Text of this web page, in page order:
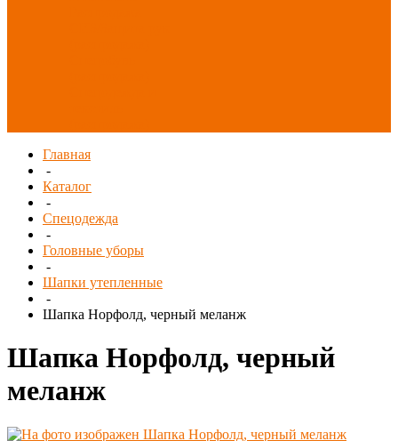
Главная
-
Каталог
-
Спецодежда
-
Головные уборы
-
Шапки утепленные
-
Шапка Норфолд, черный меланж
Шапка Норфолд, черный
меланж